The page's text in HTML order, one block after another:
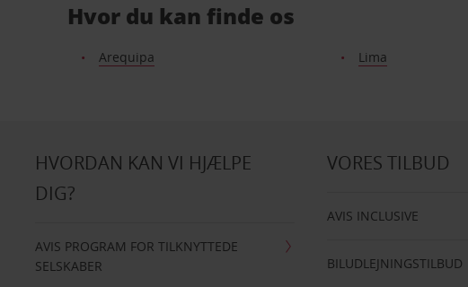
Hvor du kan finde os
Arequipa Lima
HVORDAN KAN VI HJÆLPE
DIG?
AVIS PROGRAM FOR TILKNYTTEDE
SELSKABER
VORES TILBUD
AVIS INCLUSIVE
BILUDLEJNINGSTILBUD